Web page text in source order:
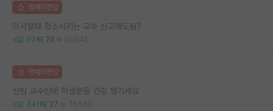
명예의전당
이사할때 청소시키는 교수 신고해도됨?
92 76 60945
명예의전당
신임 교수인데 학생분들 건강 챙기세요
341 37 76560